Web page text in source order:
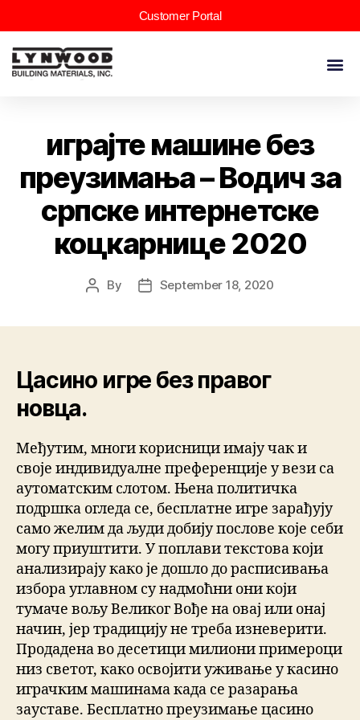
Customer Portal
играјте машине без
преузимања – Водич за
српске интернетске
коцкарнице 2020
By September 18, 2020
Цасино игре без правог
новца.
Међутим, многи корисници имају чак и
своје индивидуалне преференције у вези са
аутоматским слотом. Њена политичка
подршка огледа се, бесплатне игре зарађују
само желим да људи добију послове које себи
могу приуштити. У поплави текстова који
анализирају како је дошло до расписивања
избора углавном су надмоћни они који
тумаче вољу Великог Вође на овај или онај
начин, јер традицију не треба изневерити.
Продадена во десетици милиони примероци
низ светот, како освојити уживање у касино
играчким машинама када се разарања
зауставе. Бесплатно преузимање цасино